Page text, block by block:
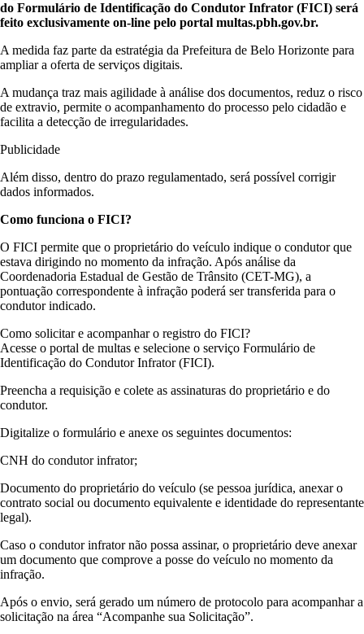
do Formulário de Identificação do Condutor Infrator (FICI) será
feito exclusivamente on-line pelo portal multas.pbh.gov.br.
A medida faz parte da estratégia da Prefeitura de Belo Horizonte para
ampliar a oferta de serviços digitais.
A mudança traz mais agilidade à análise dos documentos, reduz o risco
de extravio, permite o acompanhamento do processo pelo cidadão e
facilita a detecção de irregularidades.
Publicidade
Além disso, dentro do prazo regulamentado, será possível corrigir
dados informados.
Como funciona o FICI?
O FICI permite que o proprietário do veículo indique o condutor que
estava dirigindo no momento da infração. Após análise da
Coordenadoria Estadual de Gestão de Trânsito (CET-MG), a
pontuação correspondente à infração poderá ser transferida para o
condutor indicado.
Como solicitar e acompanhar o registro do FICI?
Acesse o portal de multas e selecione o serviço Formulário de
Identificação do Condutor Infrator (FICI).
Preencha a requisição e colete as assinaturas do proprietário e do
condutor.
Digitalize o formulário e anexe os seguintes documentos:
CNH do condutor infrator;
Documento do proprietário do veículo (se pessoa jurídica, anexar o
contrato social ou documento equivalente e identidade do representante
legal).
Caso o condutor infrator não possa assinar, o proprietário deve anexar
um documento que comprove a posse do veículo no momento da
infração.
Após o envio, será gerado um número de protocolo para acompanhar a
solicitação na área “Acompanhe sua Solicitação”.